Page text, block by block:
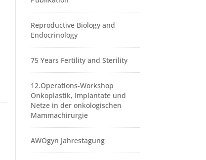
Reproductive Biology and
Endocrinology
75 Years Fertility and Sterility
12.Operations-Workshop
Onkoplastik, Implantate und
Netze in der onkologischen
Mammachirurgie
AWOgyn Jahrestagung